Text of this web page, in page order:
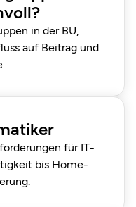
in der BU,
auf Beitrag und
für IT-
bis Home-